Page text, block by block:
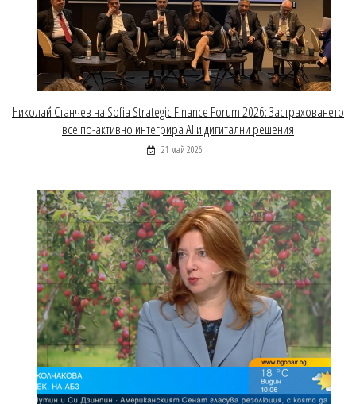
Николай Станчев на Sofia Strategic Finance Forum 2026: Застраховането
все по-активно интегрира AI и дигитални решения
21 май 2026